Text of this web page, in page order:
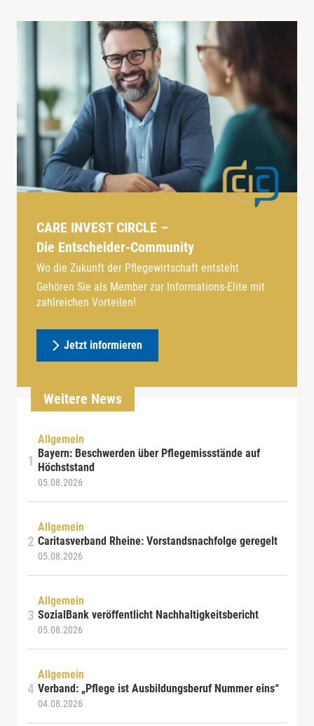
CARE INVEST CIRCLE –
Die Entscheider-Community
Wo die Zukunft der Pflegewirtschaft entsteht
Gehören Sie als Member zur Informations-Elite mit
zahlreichen Vorteilen!
Jetzt informieren
Weitere News
Allgemein
Bayern: Beschwerden über Pflegemissstände auf
Höchststand
05.08.2026
Allgemein
Caritasverband Rheine: Vorstandsnachfolge geregelt
05.08.2026
Allgemein
SozialBank veröffentlicht Nachhaltigkeitsbericht
05.08.2026
Allgemein
Verband: „Pflege ist Ausbildungsberuf Nummer eins“
04.08.2026